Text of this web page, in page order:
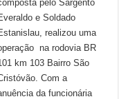
pelo Sargento
e Soldado
realizou uma
na rodovia BR
km 103 Bairro São
Com a
da funcionária